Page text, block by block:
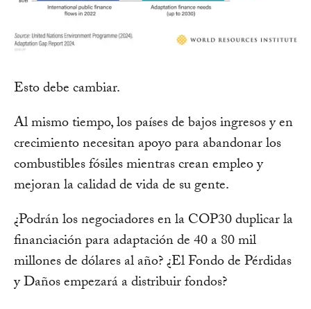
Esto debe cambiar.
Al mismo tiempo, los países de bajos ingresos y en
crecimiento necesitan apoyo para abandonar los
combustibles fósiles mientras crean empleo y
mejoran la calidad de vida de su gente.
¿Podrán los negociadores en la COP30 duplicar la
financiación para adaptación de 40 a 80 mil
millones de dólares al año? ¿El Fondo de Pérdidas
y Daños empezará a distribuir fondos?